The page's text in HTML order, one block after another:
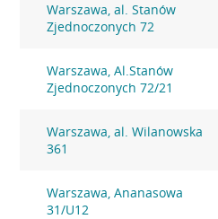
Warszawa, al. Stanów
Zjednoczonych 72
Warszawa, Al.Stanów
Zjednoczonych 72/21
Warszawa, al. Wilanowska
361
Warszawa, Ananasowa
31/U12